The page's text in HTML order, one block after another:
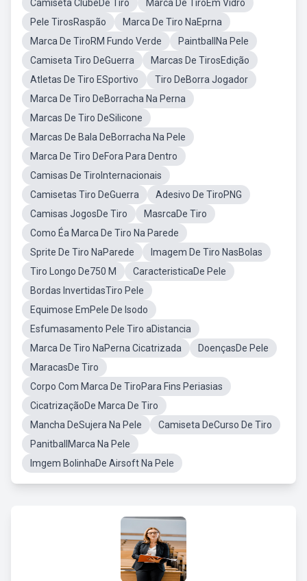
Camiseta ClubeDe Tiro
Marca De TiroEm Vidro
Pele TirosRaspão
Marca De Tiro NaEprna
Marca De TiroRM Fundo Verde
PaintballNa Pele
Camiseta Tiro DeGuerra
Marcas De TirosEdição
Atletas De Tiro ESportivo
Tiro DeBorra Jogador
Marca De Tiro DeBorracha Na Perna
Marcas De Tiro DeSilicone
Marcas De Bala DeBorracha Na Pele
Marca De Tiro DeFora Para Dentro
Camisas De TiroInternacionais
Camisetas Tiro DeGuerra
Adesivo De TiroPNG
Camisas JogosDe Tiro
MasrcaDe Tiro
Como Éa Marca De Tiro Na Parede
Sprite De Tiro NaParede
Imagem De Tiro NasBolas
Tiro Longo De750 M
CaracteristicaDe Pele
Bordas InvertidasTiro Pele
Equimose EmPele De Isodo
Esfumasamento Pele Tiro aDistancia
Marca De Tiro NaPerna Cicatrizada
DoençasDe Pele
MaracasDe Tiro
Corpo Com Marca De TiroPara Fins Periasias
CicatrizaçãoDe Marca De Tiro
Mancha DeSujera Na Pele
Camiseta DeCurso De Tiro
PanitballMarca Na Pele
Imgem BolinhaDe Airsoft Na Pele